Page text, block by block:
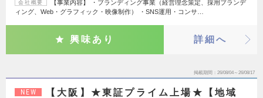
会社概要
【事業内容】 ・ブランディング事業（経営理念策定、採用ブランデ
ィング、Web・グラフィック・映像制作） ・SNS運用・コンサ…
興味あり 詳細へ
掲載期間 26/08/04～26/08/17
NEW
【大阪】★東証プライム上場★【地域